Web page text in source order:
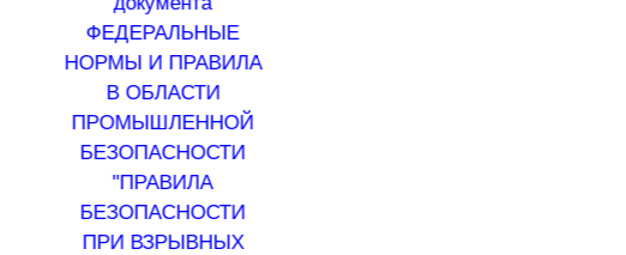
ФЕДЕРАЛЬНЫЕ
И ПРАВИЛА
В ОБЛАСТИ
"ПРАВИЛА
ВЗРЫВНЫХ